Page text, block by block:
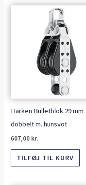
Harken Bulletblok 29 mm
dobbelt m. hunsvot
607,00 kr.
TILFØJ TIL KURV